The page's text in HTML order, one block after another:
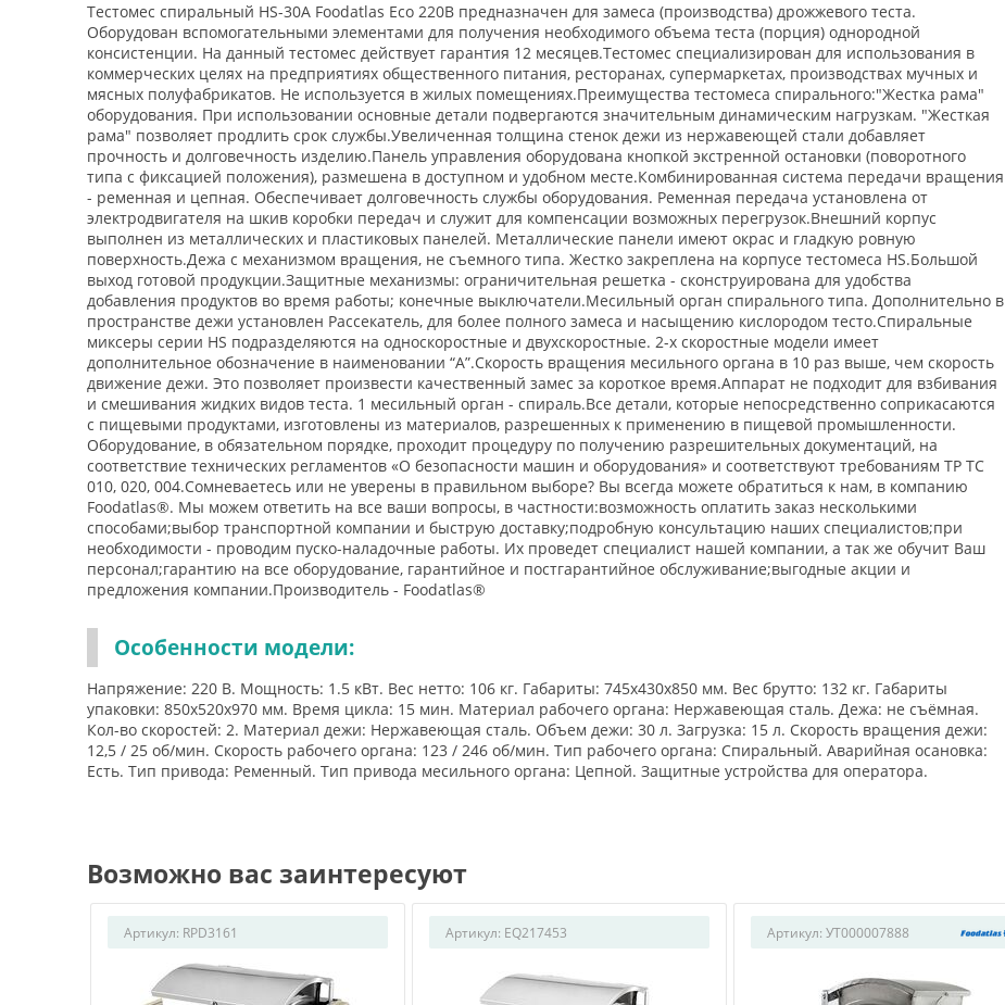
Тестомес спиральный HS-30A Foodatlas Eco 220В предназначен для замеса (производства) дрожжевого теста.
Оборудован вспомогательными элементами для получения необходимого объема теста (порция) однородной
консистенции. На данный тестомес действует гарантия 12 месяцев.Тестомес специализирован для использования в
коммерческих целях на предприятиях общественного питания, ресторанах, супермаркетах, производствах мучных и
мясных полуфабрикатов. Не используется в жилых помещениях.Преимущества тестомеса спирального:"Жестка рама"
оборудования. При использовании основные детали подвергаются значительным динамическим нагрузкам. "Жесткая
рама" позволяет продлить срок службы.Увеличенная толщина стенок дежи из нержавеющей стали добавляет
прочность и долговечность изделию.Панель управления оборудована кнопкой экстренной остановки (поворотного
типа с фиксацией положения), размешена в доступном и удобном месте.Комбинированная система передачи вращения
- ременная и цепная. Обеспечивает долговечность службы оборудования. Ременная передача установлена от
электродвигателя на шкив коробки передач и служит для компенсации возможных перегрузок.Внешний корпус
выполнен из металлических и пластиковых панелей. Металлические панели имеют окрас и гладкую ровную
поверхность.Дежа с механизмом вращения, не съемного типа. Жестко закреплена на корпусе тестомеса HS.Большой
выход готовой продукции.Защитные механизмы: ограничительная решетка - сконструирована для удобства
добавления продуктов во время работы; конечные выключатели.Месильный орган спирального типа. Дополнительно в
пространстве дежи установлен Рассекатель, для более полного замеса и насыщению кислородом тесто.Спиральные
миксеры серии HS подразделяются на односкоростные и двухскоростные. 2-х скоростные модели имеет
дополнительное обозначение в наименовании “A”.Скорость вращения месильного органа в 10 раз выше, чем скорость
движение дежи. Это позволяет произвести качественный замес за короткое время.Аппарат не подходит для взбивания
и смешивания жидких видов теста. 1 месильный орган - спираль.Все детали, которые непосредственно соприкасаются
с пищевыми продуктами, изготовлены из материалов, разрешенных к применению в пищевой промышленности.
Оборудование, в обязательном порядке, проходит процедуру по получению разрешительных документаций, на
соответствие технических регламентов «О безопасности машин и оборудования» и соответствуют требованиям ТР ТС
010, 020, 004.Сомневаетесь или не уверены в правильном выборе? Вы всегда можете обратиться к нам, в компанию
Foodatlas®. Мы можем ответить на все ваши вопросы, в частности:возможность оплатить заказ несколькими
способами;выбор транспортной компании и быструю доставку;подробную консультацию наших специалистов;при
необходимости - проводим пуско-наладочные работы. Их проведет специалист нашей компании, а так же обучит Ваш
персонал;гарантию на все оборудование, гарантийное и постгарантийное обслуживание;выгодные акции и
предложения компании.Производитель - Foodatlas®
Особенности модели:
Напряжение: 220 В. Мощность: 1.5 кВт. Вес нетто: 106 кг. Габариты: 745x430x850 мм. Вес брутто: 132 кг. Габариты
упаковки: 850x520x970 мм. Время цикла: 15 мин. Материал рабочего органа: Нержавеющая сталь. Дежа: не съёмная.
Кол-во скоростей: 2. Материал дежи: Нержавеющая сталь. Объем дежи: 30 л. Загрузка: 15 л. Скорость вращения дежи:
12,5 / 25 об/мин. Скорость рабочего органа: 123 / 246 об/мин. Тип рабочего органа: Спиральный. Аварийная осановка:
Есть. Тип привода: Ременный. Тип привода месильного органа: Цепной. Защитные устройства для оператора.
Возможно вас заинтересуют
Артикул: RPD3161 Артикул: EQ217453 Артикул: УТ000007888